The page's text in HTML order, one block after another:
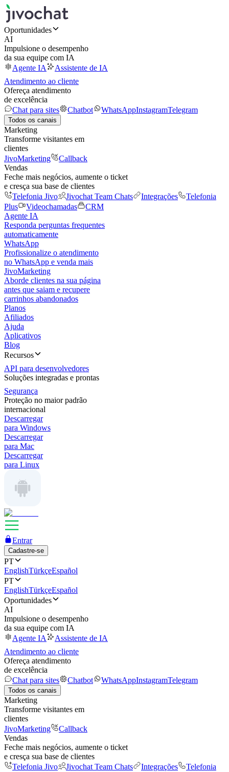
Oportunidades
AI
Impulsione o desempenho
da sua equipe com IA
Agente IA
Assistente de IA
Atendimento ao cliente
Ofereça atendimento
de excelência
Chat para sites
Chatbot WhatsAppInstagramTelegram
Todos os canais
Marketing
Transforme visitantes em
clientes
JivoMarketing
Callback
Vendas
Feche mais negócios, aumente o ticket
e cresça sua base de clientes
Telefonia Jivo
Jivochat Team Chats Integrações
Telefonia
Plus
Videochamadas
CRM
Agente IA
Responda perguntas frequentes
automaticamente
WhatsApp
Profissionalize o atendimento
no WhatsApp e venda mais
JivoMarketing
Aborde clientes na sua página
antes que saiam e recupere
carrinhos abandonados
Planos
Afiliados
Ajuda
Aplicativos
Blog
Recursos
API para desenvolvedores
Soluções integradas e prontas
Segurança
Proteção no maior padrão
internacional
Descarregar
para Windows
Descarregar
para Mac
Descarregar
para Linux
Entrar
Cadastre-se
PT
EnglishTürkçeEspañol
PT
EnglishTürkçeEspañol
Oportunidades
AI
Impulsione o desempenho
da sua equipe com IA
Agente IA
Assistente de IA
Atendimento ao cliente
Ofereça atendimento
de excelência
Chat para sites
Chatbot WhatsAppInstagramTelegram
Todos os canais
Marketing
Transforme visitantes em
clientes
JivoMarketing
Callback
Vendas
Feche mais negócios, aumente o ticket
e cresça sua base de clientes
Telefonia Jivo
Jivochat Team Chats Integrações
Telefonia